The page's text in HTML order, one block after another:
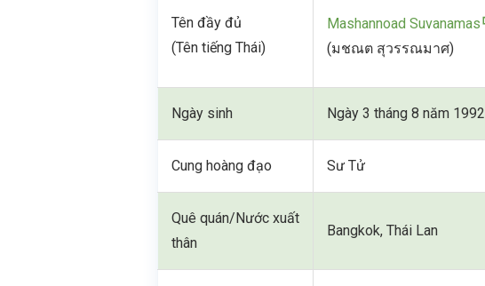
Tên đầy đủ
(Tên tiếng Thái)
Mashannoad Suvanamas
(มชณต สุวรรณมาศ)
Ngày sinh Ngày 3 tháng 8 năm 1992
Cung hoàng đạo Sư Tử
Quê quán/Nước xuất
thân
Bangkok, Thái Lan